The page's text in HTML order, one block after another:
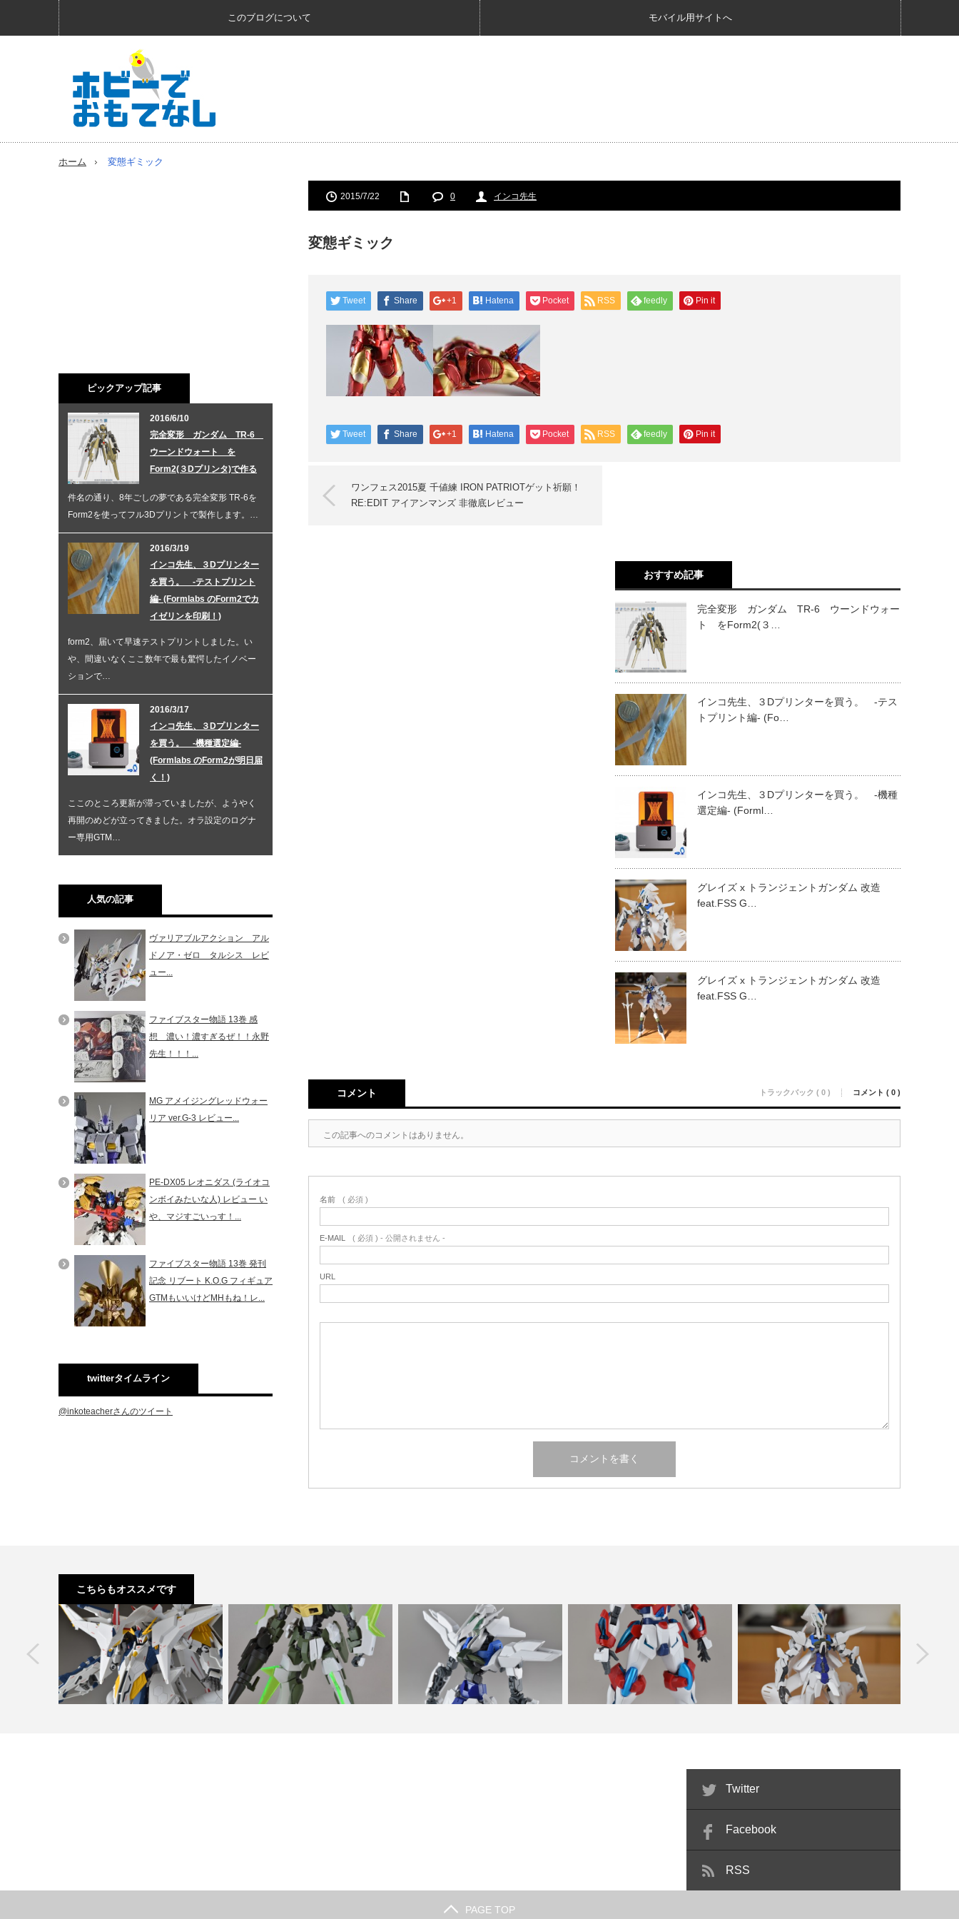
このブログについて モバイル用サイトへ
ホーム 変態ギミック
2015/7/22 0 インコ先生
変態ギミック
Tweet Share +1 Hatena Pocket RSS feedly Pin it
Tweet Share +1 Hatena Pocket RSS feedly Pin it
ワンフェス2015夏 千値練 IRON PATRIOTゲット祈願！
RE:EDIT アイアンマンズ 非徹底レビュー
おすすめ記事
完全変形 ガンダム TR-6 ウーンドウォー
ト をForm2(３…
インコ先生、３Dプリンターを買う。 -テス
トプリント編- (Fo…
インコ先生、３Dプリンターを買う。 -機種
選定編- (Forml…
グレイズ x トランジェントガンダム 改造
feat.FSS G…
グレイズ x トランジェントガンダム 改造
feat.FSS G…
コメント トラックバック ( 0 ) コメント ( 0 )
この記事へのコメントはありません。
名前 ( 必須 )
E-MAIL ( 必須 ) - 公開されません -
URL
ピックアップ記事
2016/6/10
完全変形 ガンダム TR-6
ウーンドウォート を
Form2(３Dプリンタ)で作る
件名の通り、8年ごしの夢である完全変形 TR-6を
Form2を使ってフル3Dプリントで製作します。…
2016/3/19
インコ先生、３Dプリンター
を買う。 -テストプリント
編- (Formlabs のForm2でカ
イゼリンを印刷！)
form2、届いて早速テストプリントしました。い
や、間違いなくここ数年で最も驚愕したイノベー
ションで…
2016/3/17
インコ先生、３Dプリンター
を買う。 -機種選定編-
(Formlabs のForm2が明日届
く！)
ここのところ更新が滞っていましたが、ようやく
再開のめどが立ってきました。オラ設定のログナ
ー専用GTM…
人気の記事
ヴァリアブルアクション アル
ドノア・ゼロ タルシス レビ
ュー...
ファイブスター物語 13巻 感
想 濃い！濃すぎるぜ！！永野
先生！！！...
MG アメイジングレッドウォー
リア ver.G-3 レビュー...
PE-DX05 レオニダス (ライオコ
ンボイみたいな人) レビュー い
や、マジすごいっす！...
ファイブスター物語 13巻 発刊
記念 リブート K.O.G フィギュア
GTMもいいけどMHもね！レ...
twitterタイムライン
@inkoteacherさんのツイート
こちらもオススメです
Twitter
Facebook
RSS
PAGE TOP